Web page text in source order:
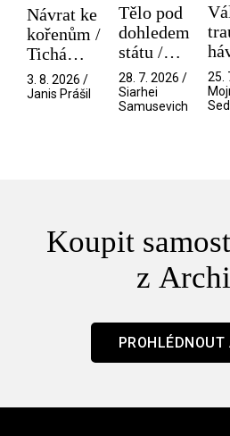
Návrat ke
kořenům /
Tichá
přítelkyně
3. 8. 2026 /
Janis Prášil
Tělo pod
dohledem
státu /
Pramen
28. 7. 2026 /
Siarhei
Samusevich
/
25.
Koupit
z
PROHLÉDNOUT